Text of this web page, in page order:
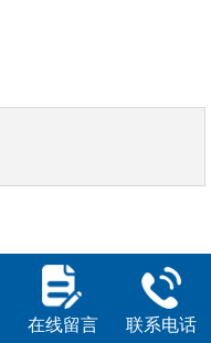
在线留言 联系电话